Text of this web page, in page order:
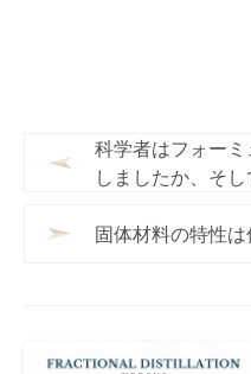
科学者はフォー
しましたか、そ
固体材料の特性は